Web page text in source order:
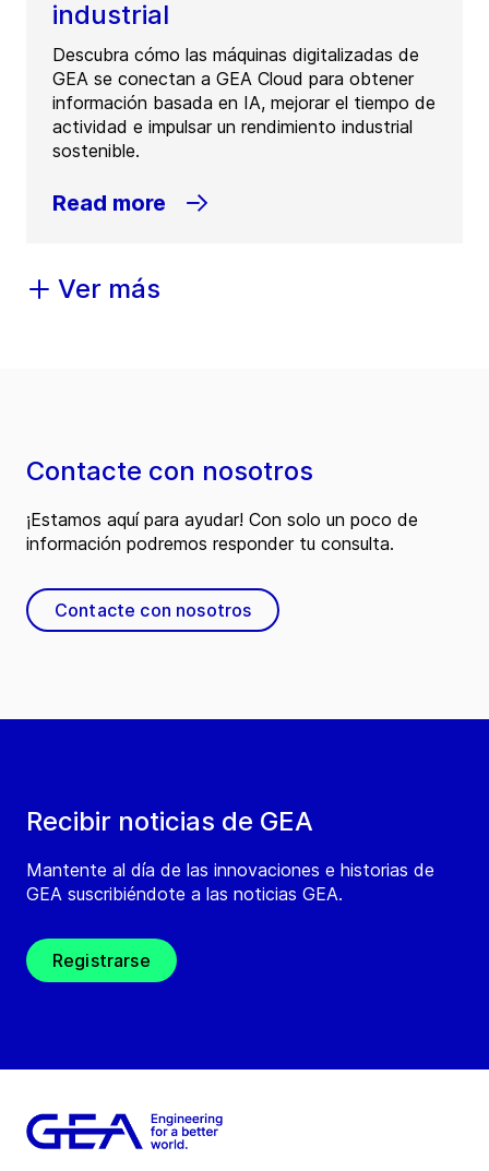
industrial
Descubra cómo las máquinas digitalizadas de
GEA se conectan a GEA Cloud para obtener
información basada en IA, mejorar el tiempo de
actividad e impulsar un rendimiento industrial
sostenible.
Read more
Ver más
Recibir noticias de GEA
Mantente al día de las innovaciones e historias de
GEA suscribiéndote a las noticias GEA.
Registrarse
Contacte con nosotros
¡Estamos aquí para ayudar! Con solo un poco de
información podremos responder tu consulta.
Contacte con nosotros